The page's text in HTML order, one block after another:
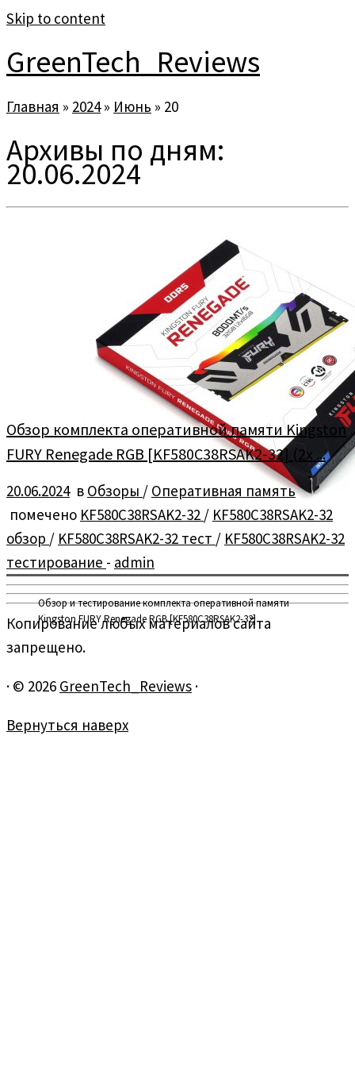
Skip to content
GreenTech_Reviews
Главная » 2024 » Июнь » 20
Архивы по дням:
20.06.2024
Обзор и тестирование комплекта оперативной памяти
Kingston FURY Renegade RGB [KF580C38RSAK2-32]
Обзор комплекта оперативной памяти Kingston
FURY Renegade RGB [KF580C38RSAK2-32] (2x ...
20.06.2024в Обзоры / Оперативная память
помечено KF580C38RSAK2-32 / KF580C38RSAK2-32
обзор / KF580C38RSAK2-32 тест / KF580C38RSAK2-32
тестирование - admin
Копирование любых материалов сайта
запрещено.
· © 2026 GreenTech_Reviews ·
Вернуться наверх